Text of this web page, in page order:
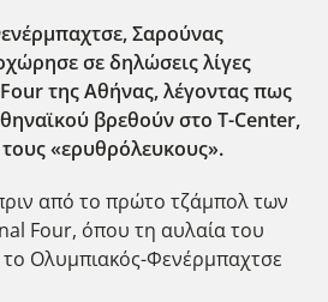
Σαρούνας
σε δηλώσεις λίγες
της Αθήνας, λέγοντας πως
βρεθούν στο T-Center,
«ερυθρόλευκους».
από το πρώτο τζάμπολ των
Four, όπου τη αυλαία του
Ολυμπιακός-Φενέρμπαχτσε